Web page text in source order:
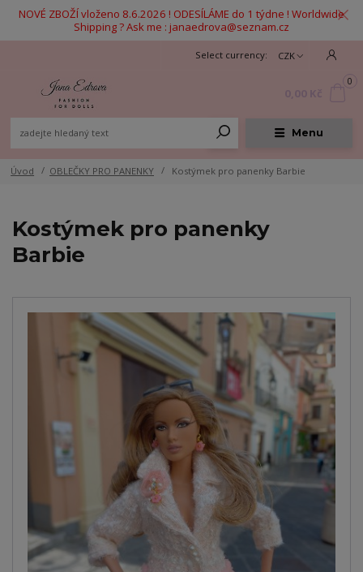
NOVÉ ZBOŽÍ vloženo 8.6.2026 ! ODESÍLÁME do 1 týdne ! Worldwide
Shipping ? Ask me : janaedrova@seznam.cz
Menu
CZK
0
Úvod OBLEČKY PRO PANENKY Kostýmek pro panenky Barbie
Kostýmek pro panenky
Barbie